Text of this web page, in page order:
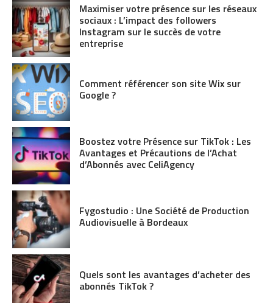
Maximiser votre présence sur les réseaux
sociaux : L’impact des followers
Instagram sur le succès de votre
entreprise
Comment référencer son site Wix sur
Google ?
Boostez votre Présence sur TikTok : Les
Avantages et Précautions de l’Achat
d’Abonnés avec CeliAgency
Fygostudio : Une Société de Production
Audiovisuelle à Bordeaux
Quels sont les avantages d’acheter des
abonnés TikTok ?